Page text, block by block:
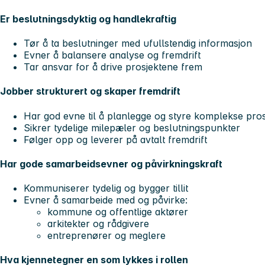
Er beslutningsdyktig og handlekraftig
Tør å ta beslutninger med ufullstendig informasjon
Evner å balansere analyse og fremdrift
Tar ansvar for å drive prosjektene frem
Jobber strukturert og skaper fremdrift
Har god evne til å planlegge og styre komplekse
Sikrer tydelige milepæler og beslutningspunkter
Følger opp og leverer på avtalt fremdrift
Har gode samarbeidsevner og påvirkningskraft
Kommuniserer tydelig og bygger tillit
Evner å samarbeide med og påvirke:
kommune og offentlige aktører
arkitekter og rådgivere
entreprenører og meglere
Hva kjennetegner en som lykkes i rollen